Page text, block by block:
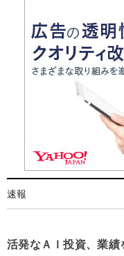
速報
活発なＡＩ投資、業